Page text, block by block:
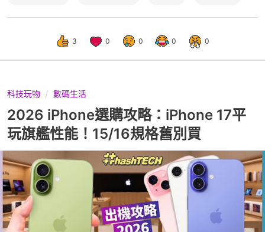
3 0 0 0 0
科技玩物 數碼生活
2026 iPhone選購攻略：iPhone 17平
玩旗艦性能！15/16規格舊別買